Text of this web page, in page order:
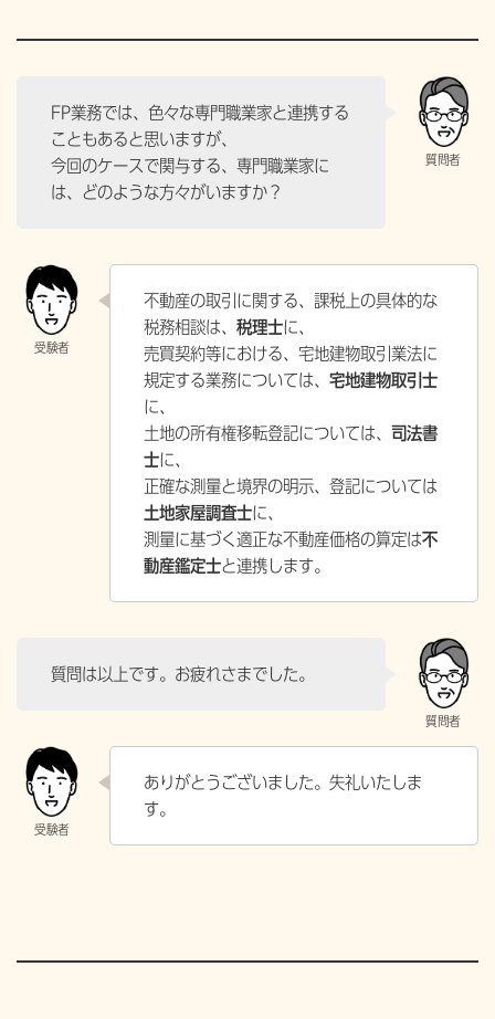
FP業務では、色々な専門職業家と連携する
こともあると思いますが、
今回のケースで関与する、専門職業家に
は、どのような方々がいますか？
不動産の取引に関する、課税上の具体的な
税務相談は、 税理士に、
売買契約等における、宅地建物取引業法に
規定する業務については、 宅地建物取引士
に、
土地の所有権移転登記については、 司法書
士に、
正確な測量と境界の明示、登記については
土地家屋調査士に、
測量に基づく適正な不動産価格の算定は不
動産鑑定士と連携します。
質問は以上です。お疲れさまでした。
ありがとうございました。失礼いたしま
す。